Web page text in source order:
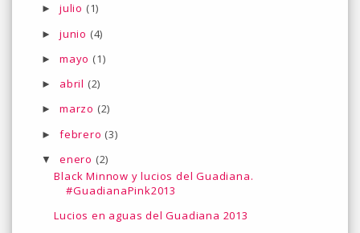
► julio (1)
► junio (4)
► mayo (1)
► abril (2)
► marzo (2)
► febrero (3)
▼ enero (2)
Black Minnow y lucios del Guadiana.
#GuadianaPink2013
Lucios en aguas del Guadiana 2013